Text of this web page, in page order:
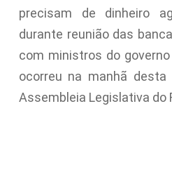
precisam de dinheiro
durante reunião das
com ministros do
ocorreu na manhã desta
Assembleia Legislativa do